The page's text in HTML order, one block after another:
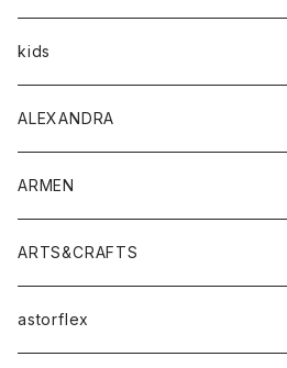
トップス
Tシャツ
シャツ
ボトムス
アウター
トップス
Tシャツ・カットソー
シャツ・ブラウス
ボトムス
パンツ
スカート
ワンピース・オールインワン
バッグ
kids
ALEXANDRA
ARMEN
アウター
コート
トップス
ARTS&CRAFTS
アクセサリー
astorflex